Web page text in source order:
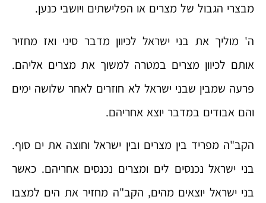
מבצרי הגבול של מצרים או הפלישתים ויושבי כנען.
ה' מוליך את בני ישראל לכיוון מדבר סיני ואז מחזיר
אותם לכיוון מצרים במטרה למשוך את מצרים אליהם.
פרעה שמבין שבני ישראל לא חוזרים לאחר שלושה ימים
והם אבודים במדבר יוצא אחריהם.
הקב"ה מפריד בין מצרים ובין ישראל וחוצה את ים סוף.
בני ישראל נכנסים לים ומצרים נכנסים אחריהם. כאשר
בני ישראל יוצאים מהים, הקב"ה מחזיר את הים למצבו